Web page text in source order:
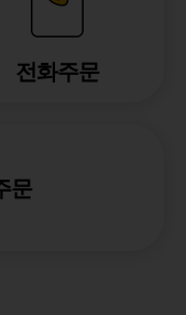
전화주문
문